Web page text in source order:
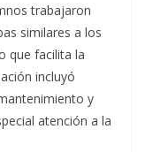
trabajaron
similares a los
que facilita la
incluyó
y
atención a la